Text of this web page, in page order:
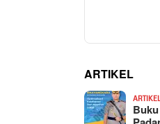
ARTIKEL